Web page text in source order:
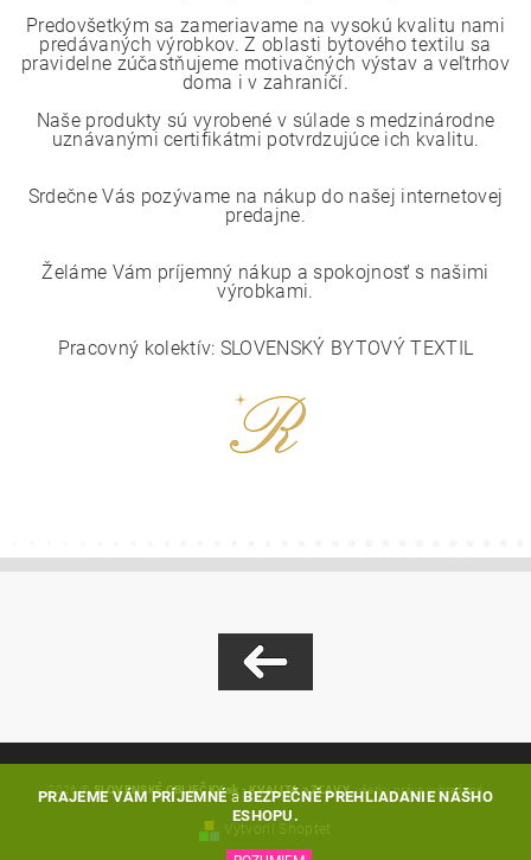
Predovšetkým sa zameriavame na vysokú kvalitu nami
predávaných výrobkov. Z oblasti bytového textilu sa
pravidelne zúčastňujeme motivačných výstav a veľtrhov
doma i v zahraničí.
Naše produkty sú vyrobené v súlade s medzinárodne
uznávanými certifikátmi potvrdzujúce ich kvalitu.
Srdečne Vás pozývame na nákup do našej internetovej
predajne.
Želáme Vám príjemný nákup a spokojnosť s našimi
výrobkami.
Pracovný kolektív: SLOVENSKÝ BYTOVÝ TEXTIL
2026 © SLOVENSKÉ OBLIEČKY.sk - KVALITA a ZĽAVY, všetky práva vyhradené
Vytvoril Shoptet
PRAJEME VÁM PRÍJEMNÉa BEZPEČNÉ PREHLIADANIE NÁŠHO
ESHOPU.